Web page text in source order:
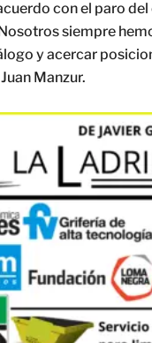
con el paro
siempre
y acercar
Manzur.